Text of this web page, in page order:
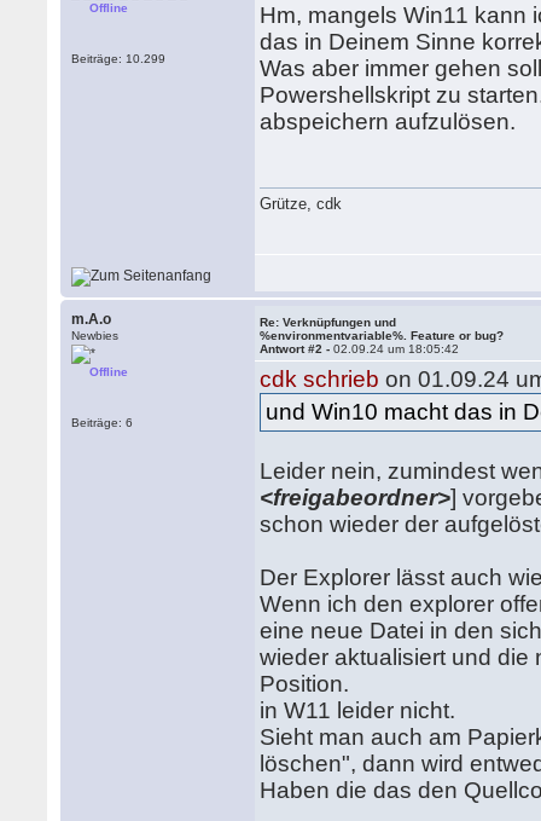
Offline
Beiträge: 10.299
Hm, mangels Win11 kann
das in Deinem Sinne
Was aber immer gehen
Powershellskript zu
abspeichern aufzulösen.
Grütze, cdk
m.A.o
Newbies
Offline
Beiträge: 6
Re: Verknüpfungen und
%environmentvariable%. Feature or bug?
Antwort #2 -02.09.24 um 18:05:42
cdk schrieb on 01.09.24
und Win10 macht das in
Leider nein, zumindest
<freigabeordner>]
schon wieder der
Der Explorer lässt auch
Wenn ich den explorer
eine neue Datei in den
wieder aktualisiert und die
Position.
in W11 leider nicht.
Sieht man auch am
löschen", dann wird
Haben die das den